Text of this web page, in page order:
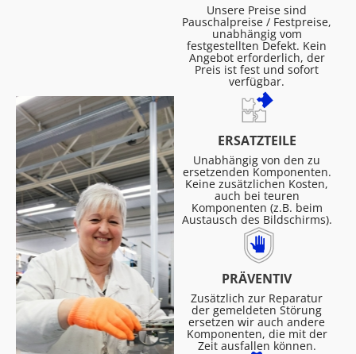
Unsere Preise sind
Pauschalpreise / Festpreise,
unabhängig vom
festgestellten Defekt. Kein
Angebot erforderlich, der
Preis ist fest und sofort
verfügbar.
ERSATZTEILE
Unabhängig von den zu
ersetzenden Komponenten.
Keine zusätzlichen Kosten,
auch bei teuren
Komponenten (z.B. beim
Austausch des Bildschirms).
PRÄVENTIV
Zusätzlich zur Reparatur
der gemeldeten Störung
ersetzen wir auch andere
Komponenten, die mit der
Zeit ausfallen können.